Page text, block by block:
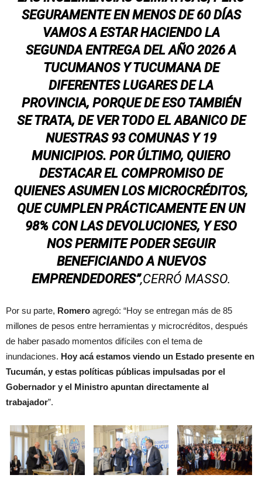
SEGURAMENTE EN MENOS DE 60 DÍAS
VAMOS A ESTAR HACIENDO LA
SEGUNDA ENTREGA DEL AÑO 2026 A
TUCUMANOS Y TUCUMANA DE
DIFERENTES LUGARES DE LA
PROVINCIA, PORQUE DE ESO TAMBIÉN
SE TRATA, DE VER TODO EL ABANICO DE
NUESTRAS 93 COMUNAS Y 19
MUNICIPIOS. POR ÚLTIMO, QUIERO
DESTACAR EL COMPROMISO DE
QUIENES ASUMEN LOS MICROCRÉDITOS,
QUE CUMPLEN PRÁCTICAMENTE EN UN
98% CON LAS DEVOLUCIONES, Y ESO
NOS PERMITE PODER SEGUIR
BENEFICIANDO A NUEVOS
EMPRENDEDORES”,CERRÓ MASSO.
Por su parte, Romero agregó: “Hoy se entregan más de 85
millones de pesos entre herramientas y microcréditos, después
de haber pasado momentos difíciles con el tema de
inundaciones. Hoy acá estamos viendo un Estado presente en
Tucumán, y estas políticas públicas impulsadas por el
Gobernador y el Ministro apuntan directamente al
trabajador”.